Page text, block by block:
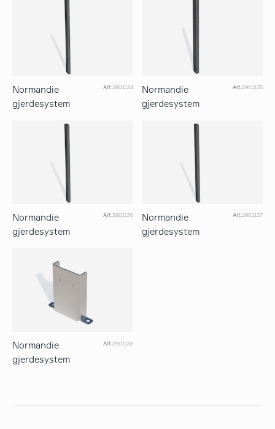
Normandie
gjerdesystem
Art.2901134
Normandie
gjerdesystem
Art.2901135
Normandie
gjerdesystem
Art.2901136
Normandie
gjerdesystem
Art.2901137
Normandie
gjerdesystem
Art.2901138